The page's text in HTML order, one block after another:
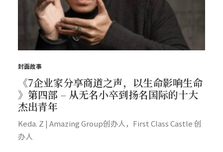
封面故事
《7企业家分享商道之声，以生命影响生命
》第四部 – 从无名小卒到扬名国际的十大
杰出青年
Keda. Z | Amazing Group创办人，First Class Castle 创
办人